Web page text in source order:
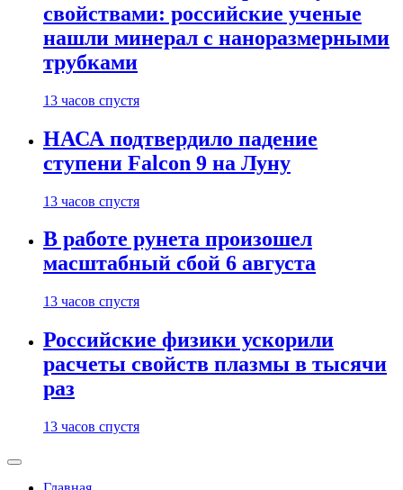
свойствами: российские ученые
нашли минерал с наноразмерными
трубками
13 часов спустя
НАСА подтвердило падение
ступени Falcon 9 на Луну
13 часов спустя
В работе рунета произошел
масштабный сбой 6 августа
13 часов спустя
Российские физики ускорили
расчеты свойств плазмы в тысячи
раз
13 часов спустя